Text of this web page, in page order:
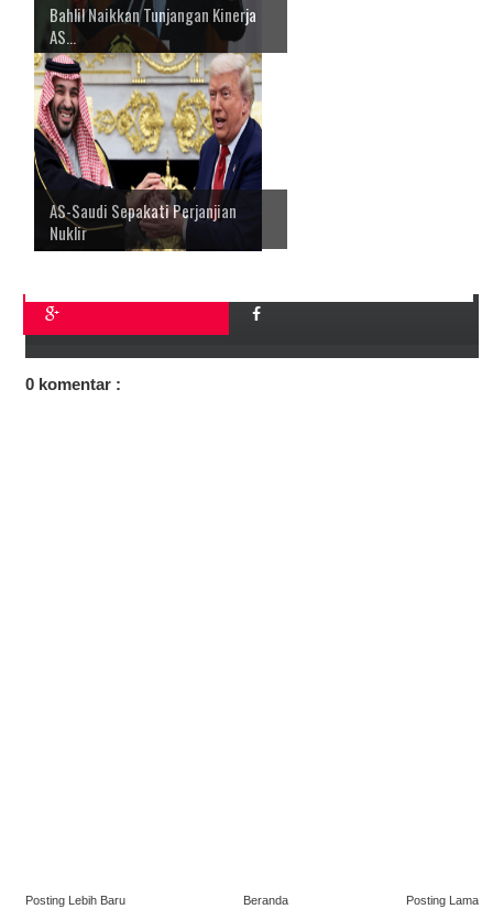
Bahlil Naikkan Tunjangan Kinerja
AS...
AS-Saudi Sepakati Perjanjian
Nuklir
0 komentar :
Posting Lebih Baru Posting Lama
Beranda